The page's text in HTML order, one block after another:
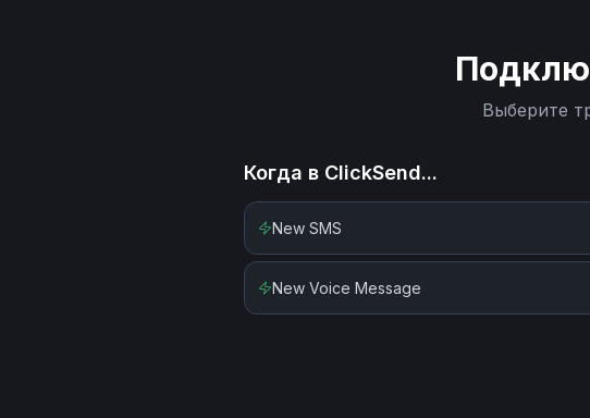
Выберите
Когда в ClickSend...
New SMS
New Voice Message